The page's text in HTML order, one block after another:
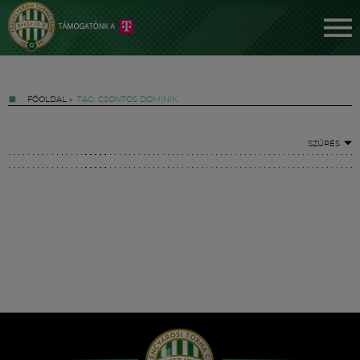
FŐOLDAL » TAG: CSONTOS DOMINIK
SZŰRÉS
Hírek